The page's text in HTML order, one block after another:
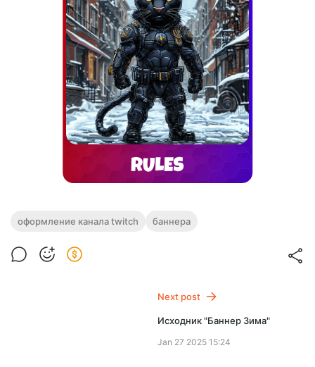
оформление канала twitch баннера
Next post
Исходник "Баннер Зима"
Jan 27 2025 15:24